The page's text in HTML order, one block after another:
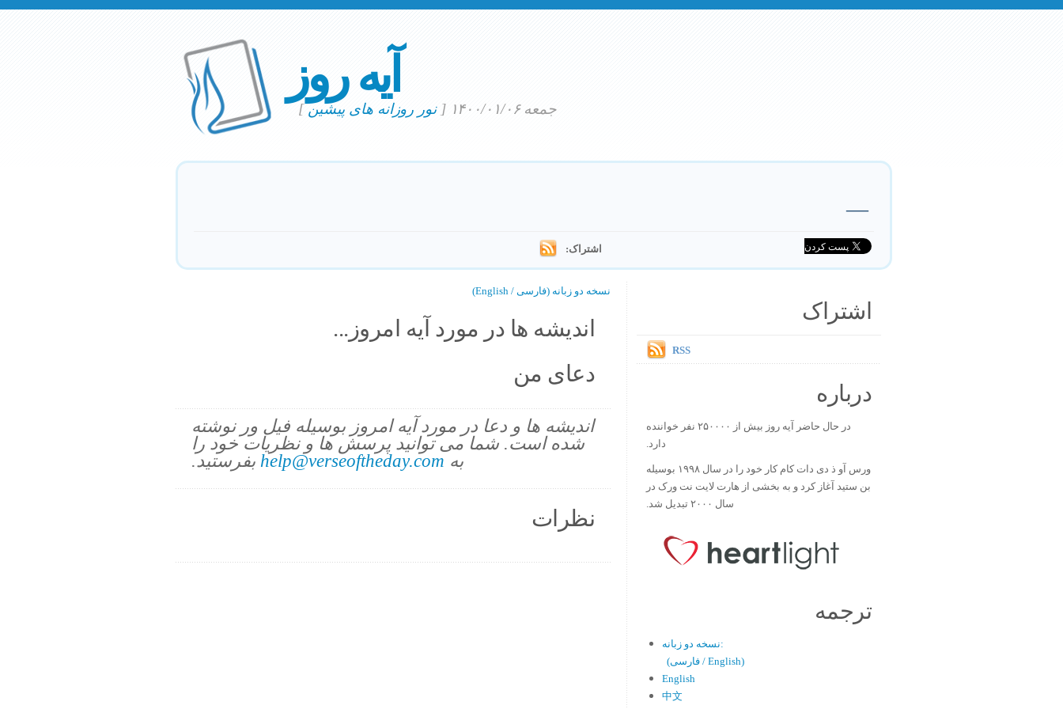
آیه روز
جمعه ۱۴۰۰/۰۱/۰۶ [نور روزانه های پیشین]
—
اشتراک:
نسخه دو زبانه (فارسی / English)
اندیشه ها در مورد آیه امروز...
دعای من
اندیشه ها و دعا در مورد آیه امروز بوسیله فیل ور نوشته
شده است. شما می توانید پرسش ها و نظریات خود را
بهhelp@verseoftheday.com بفرستید.
نظرات
اشتراک
RSS
درباره
در حال حاضر آیه روز بیش از ۲۵۰۰۰۰ نفر خواننده
دارد.
ورس آو ذ دی دات کام کار خود را در سال ۱۹۹۸ بوسیله
بن ستید آغاز کرد و به بخشی از هارت لایت نت ورک در
سال ۲۰۰۰ تبدیل شد.
ترجمه
نسخه دو زبانه:
(فارسی / English)
English
中文